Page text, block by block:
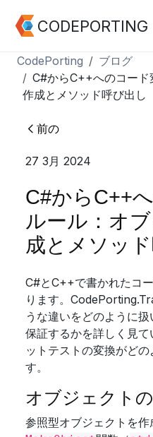
CODEPORTING
CodePorting
ブログ
C#からC++へのコー
作成とメソッド呼び出し
前の
27 3月 2024
C#からC++
ルール：オ
成とメソッ
C#とC++で書かれたコ
ります。
うな違いをどのように
保証するかを詳しく見
ットテストの変換がど
す。
オブジェクト
参照型オブジェクトを作